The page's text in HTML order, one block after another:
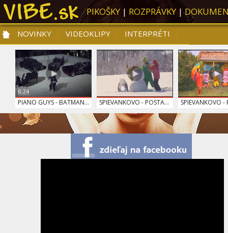
PIKOŠKY| ROZPRÁVKY|
NOVINKY
NOVINKY VIDEOKLIPY
INTERPRÉTI
PRE DETI
SLOVENSKÁ HUDBA TOP 10
6:24
PIANO GUYS - BATMAN... SPIEVANKOVO - POSTA... SPIEVANKOVO -